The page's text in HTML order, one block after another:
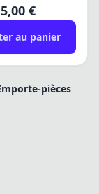
5,00 €
au panier
pièces